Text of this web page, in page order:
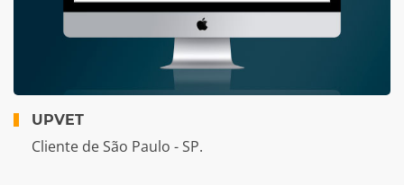
UPVET
Cliente de São Paulo - SP.